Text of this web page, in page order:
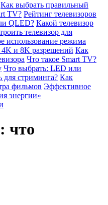
Как выбрать правильный
TV? Рейтинг телевизоров
QLED? Какой телевизор
телевизор для
использование режима
и 8K разрешений Как
Что такое Smart TV?
Что выбрать: LED или
для стриминга? Как
фильмов Эффективное
энергии»
что